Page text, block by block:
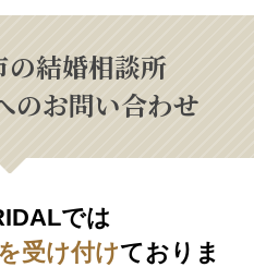
結婚相談所
のお問い合わせ
では
受け付けておりま